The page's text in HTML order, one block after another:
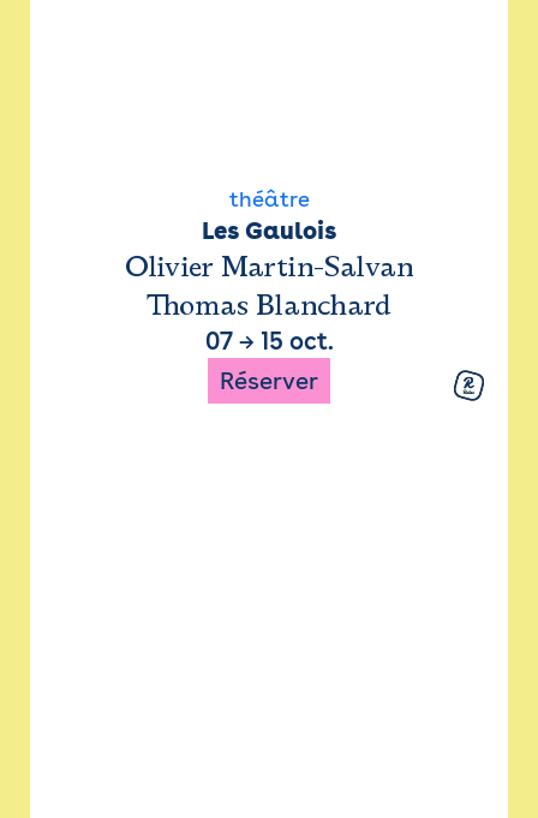
théâtre
Les Gaulois
Olivier Martin-Salvan
Thomas Blanchard
07→ 15 oct.
Réserver